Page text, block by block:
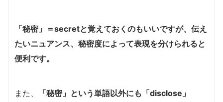
「秘密」＝secretと覚えておくのもいいですが、伝え
たいニュアンス、秘密度によって表現を分けられると
便利です。
また、
「秘密」という単語以外にも「disclose」